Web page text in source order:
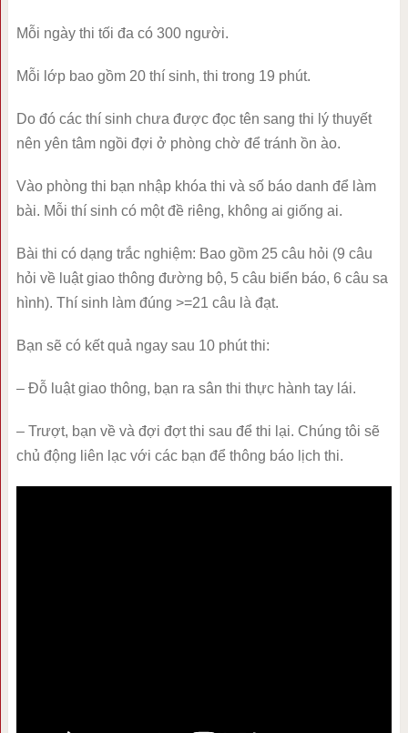
Mỗi ngày thi tối đa có 300 người.
Mỗi lớp bao gồm 20 thí sinh, thi trong 19 phút.
Do đó các thí sinh chưa được đọc tên sang thi lý thuyết
nên yên tâm ngồi đợi ở phòng chờ để tránh ồn ào.
Vào phòng thi bạn nhập khóa thi và số báo danh để làm
bài. Mỗi thí sinh có một đề riêng, không ai giống ai.
Bài thi có dạng trắc nghiệm: Bao gồm 25 câu hỏi (9 câu
hỏi về luật giao thông đường bộ, 5 câu biển báo, 6 câu sa
hình). Thí sinh làm đúng >=21 câu là đạt.
Bạn sẽ có kết quả ngay sau 10 phút thi:
– Đỗ luật giao thông, bạn ra sân thi thực hành tay lái.
– Trượt, bạn về và đợi đợt thi sau để thi lại. Chúng tôi sẽ
chủ động liên lạc với các bạn để thông báo lịch thi.